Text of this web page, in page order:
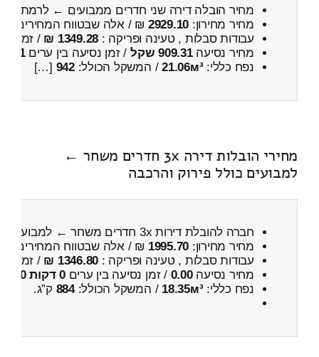
מחיר הובלה דירה שני חדרים ממבועים ← לרמת גן
מחיר מחירון: 2929.10 ₪ / אלה שבטווח המחירים
עבודות סבלות , טעינה ופריקה : 1349.28 ₪ / זמן :
מחיר נסיעה909.31 שקל / זמן נסיעה בין ערים1 שעות , 10 דקות
נפח כללי:21.06м³/ המשקל הכולל:942
[…]
מחירי הובלות דירה 3x חדרים משחר ←
למבועים כולל פירוק והרכבה
חברה להובלת דירות 3x חדרים משחר ← למבועים
מחיר מחירון: 1995.70 ₪ / אלה שבטווח המחירים
עבודות סבלות , טעינה ופריקה : 1346.80 ₪ / זמן :
מחיר נסיעה0.00 / זמן נסיעה בין ערים0 דקות 0 שניות
נפח כללי:18.35м³ / המשקל הכולל:884 ק”ג.